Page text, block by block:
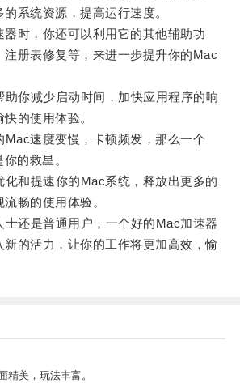
系统资源，提高运行速度。
，你还可以利用它的其他辅助功
注册表修复等，来进一步提升你的Mac
你减少启动时间，加快应用程序的响
的使用体验。
速度变慢，卡顿频发，那么一个
的救星。
和提速你的Mac系统，释放出更多的
畅的使用体验。
还是普通用户，一个好的Mac加速器
的活力，让你的工作将更加高效，愉
精美，玩法丰富。